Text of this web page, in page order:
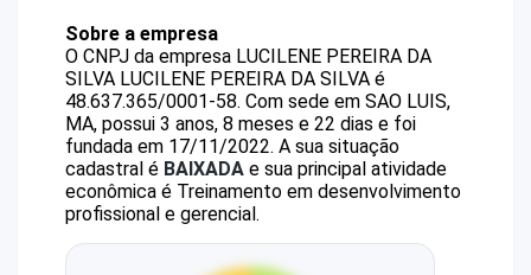
Sobre a empresa
O CNPJ da empresa LUCILENE PEREIRA DA
SILVA LUCILENE PEREIRA DA SILVA é
48.637.365/0001-58. Com sede em SAO LUIS,
MA, possui 3 anos, 8 meses e 22 dias e foi
fundada em 17/11/2022. A sua situação
cadastral é BAIXADA e sua principal atividade
econômica é Treinamento em desenvolvimento
profissional e gerencial.